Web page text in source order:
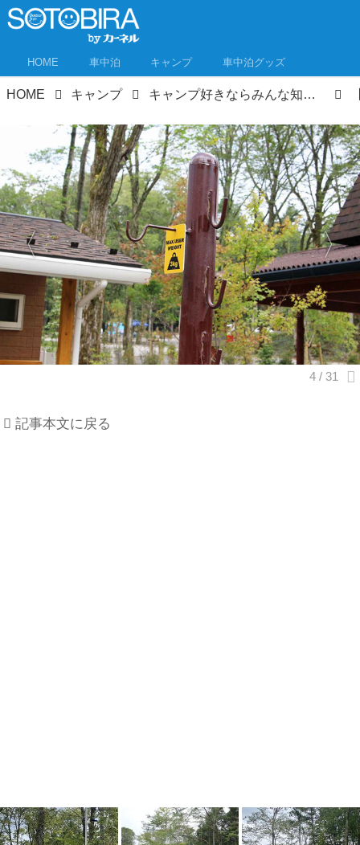
HOME 車中泊 キャンプ 車中泊グッズ
HOME キャンプ キャンプ好きならみんな知ってる！あの「キャンプ・アンド・キャビンズ」が山中湖に誕生！
記事本文に戻る